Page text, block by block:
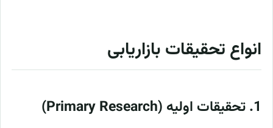
انواع تحقیقات بازاریابی
1. تحقیقات اولیه (Primary Research)